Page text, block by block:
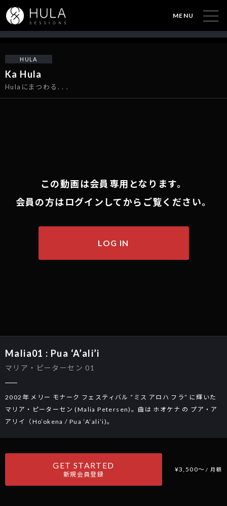
MENU
HULA
Ka Hula
Hulaにまつわる. . .
この動画は会員専用となります。
会員の方はログインしてからご覧ください。
LOG IN
Malia01 : Pua ‘A’ali’i
マリア・ピーターセン 01
2002年 メリー モナーク フェスティバル “ミス アロハ フラ” に輝いた
マリア・ピーターセン (Malia Petersen)。曲は ホオケナ の プア・ア
アリイ（Ho’okena / Pua ‘A’ali’i)。
GET STARTED
新規会員登録
¥3,500〜 / 月額